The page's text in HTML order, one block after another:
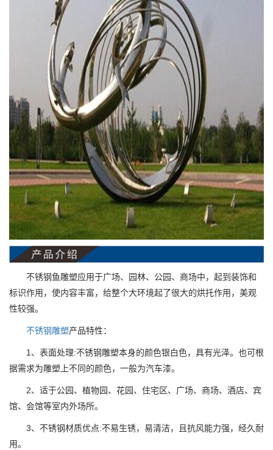
不锈钢鱼雕塑应用于广场、园林、公园、商场中，起到装饰和
标识作用，使内容丰富，给整个大环境起了很大的烘托作用，美观
性较强。
不锈钢雕塑产品特性：
1、表面处理:不锈钢雕塑本身的颜色银白色，具有光泽。也可根
据需求为雕塑上不同的颜色，一般为汽车漆。
2、适于公园、植物园、花园、住宅区、广场、商场、酒店、宾
馆、会馆等室内外场所。
3、不锈钢材质优点:不易生锈，易清洁，且抗风能力强，经久耐
用。